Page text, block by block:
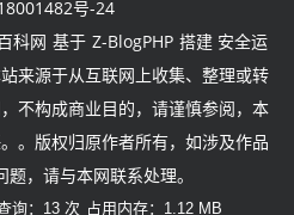
号-24
科网 基于 Z-BlogPHP 搭建 安全运
源于从互联网上收集、整理或转
不构成商业目的，请谨慎参阅，本
。版权归原作者所有，如涉及作品
，请与本网联系处理。
询：13 次 占用内存：1.12 MB